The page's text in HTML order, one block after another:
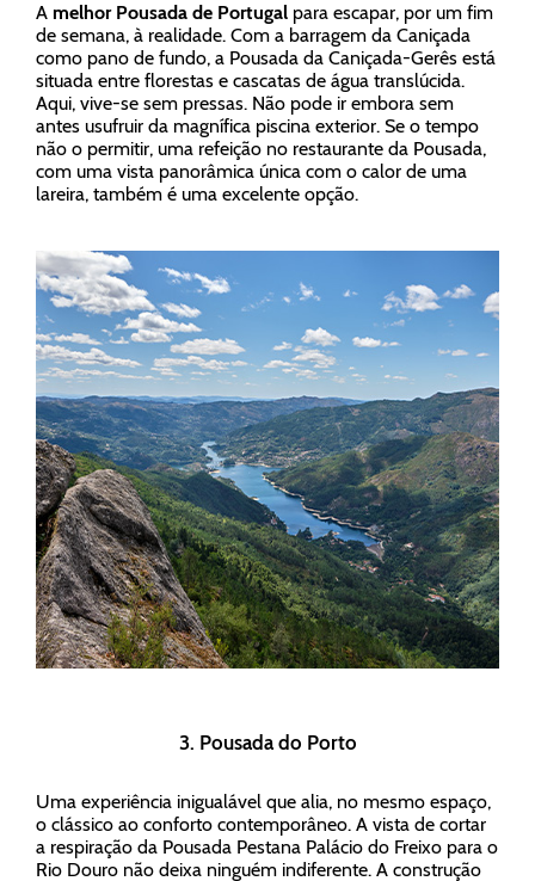
A melhor Pousada de Portugal para escapar, por um fim
de semana, à realidade. Com a barragem da Caniçada
como pano de fundo, a Pousada da Caniçada-Gerês está
situada entre florestas e cascatas de água translúcida.
Aqui, vive-se sem pressas. Não pode ir embora sem
antes usufruir da magnífica piscina exterior. Se o tempo
não o permitir, uma refeição no restaurante da Pousada,
com uma vista panorâmica única com o calor de uma
lareira, também é uma excelente opção.
3. Pousada do Porto
Uma experiência inigualável que alia, no mesmo espaço,
o clássico ao conforto contemporâneo. A vista de cortar
a respiração da Pousada Pestana Palácio do Freixo para o
Rio Douro não deixa ninguém indiferente. A construção